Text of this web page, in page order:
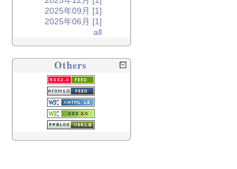
2025年09月 [1]
2025年06月 [1]
all
Others